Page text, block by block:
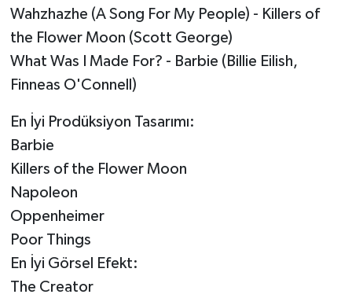
Wahzhazhe (A Song For My People) - Killers of
the Flower Moon (Scott George)
What Was I Made For? - Barbie (Billie Eilish,
Finneas O'Connell)
En İyi Prodüksiyon Tasarımı:
Barbie
Killers of the Flower Moon
Napoleon
Oppenheimer
Poor Things
En İyi Görsel Efekt:
The Creator